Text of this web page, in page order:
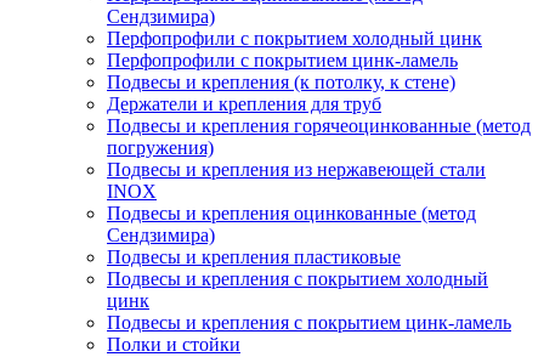
Сендзимира)
Перфопрофили с покрытием холодный цинк
Перфопрофили с покрытием цинк-ламель
Подвесы и крепления (к потолку, к стене)
Держатели и крепления для труб
Подвесы и крепления горячеоцинкованные (метод
погружения)
Подвесы и крепления из нержавеющей стали
INOX
Подвесы и крепления оцинкованные (метод
Сендзимира)
Подвесы и крепления пластиковые
Подвесы и крепления с покрытием холодный
цинк
Подвесы и крепления с покрытием цинк-ламель
Полки и стойки